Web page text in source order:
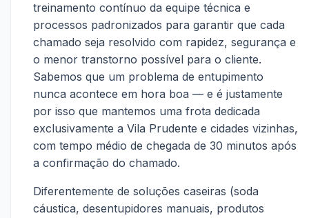
treinamento contínuo da equipe técnica e
processos padronizados para garantir que cada
chamado seja resolvido com rapidez, segurança e
o menor transtorno possível para o cliente.
Sabemos que um problema de entupimento
nunca acontece em hora boa — e é justamente
por isso que mantemos uma frota dedicada
exclusivamente a Vila Prudente e cidades vizinhas,
com tempo médio de chegada de 30 minutos após
a confirmação do chamado.
Diferentemente de soluções caseiras (soda
cáustica, desentupidores manuais, produtos